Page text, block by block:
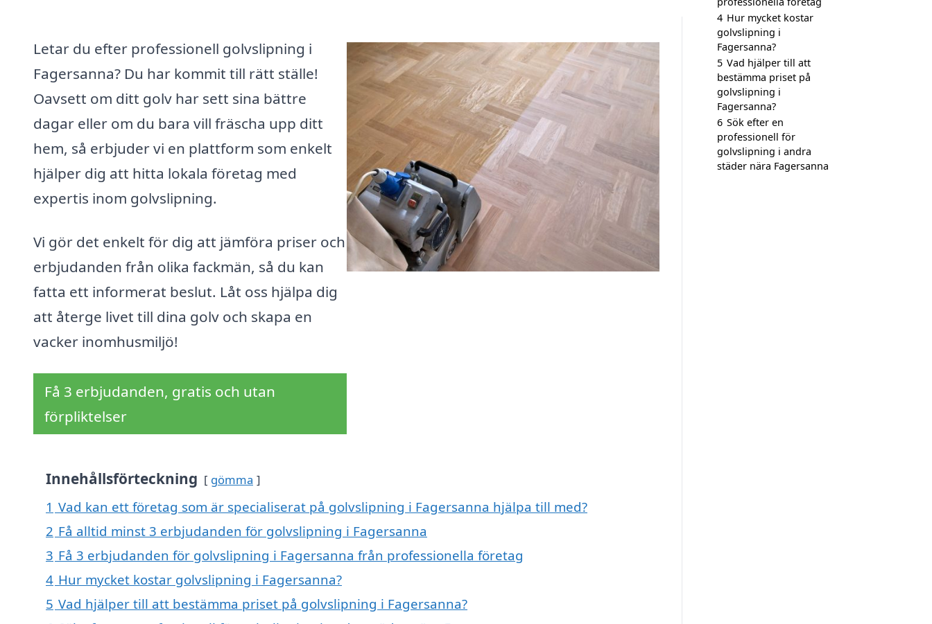
Letar du efter professionell golvslipning i
Fagersanna? Du har kommit till rätt ställe!
Oavsett om ditt golv har sett sina bättre
dagar eller om du bara vill fräscha upp ditt
hem, så erbjuder vi en plattform som enkelt
hjälper dig att hitta lokala företag med
expertis inom golvslipning.
Vi gör det enkelt för dig att jämföra priser och
erbjudanden från olika fackmän, så du kan
fatta ett informerat beslut. Låt oss hjälpa dig
att återge livet till dina golv och skapa en
vacker inomhusmiljö!
Få 3 erbjudanden, gratis och utan
förpliktelser
Innehållsförteckning gömma
1 Vad kan ett företag som är specialiserat på golvslipning i Fagersanna hjälpa till med?
2 Få alltid minst 3 erbjudanden för golvslipning i Fagersanna
3 Få 3 erbjudanden för golvslipning i Fagersanna från professionella företag
4 Hur mycket kostar golvslipning i Fagersanna?
5 Vad hjälper till att bestämma priset på golvslipning i Fagersanna?
4 Hur mycket kostar
golvslipning i
Fagersanna?
5 Vad hjälper till att
bestämma priset på
golvslipning i
Fagersanna?
6 Sök efter en
professionell för
golvslipning i andra
städer nära Fagersanna